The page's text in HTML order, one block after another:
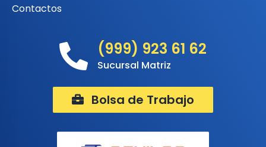
Contactos
(999) 923 61 62
Sucursal Matriz
Bolsa de Trabajo